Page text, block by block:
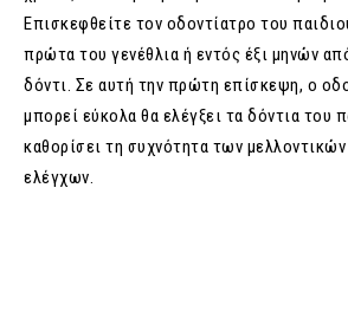
Επισκεφθείτε τον οδοντίατρο του
πρώτα του γενέθλια ή εντός έξι μηνών
δόντι. Σε αυτή την πρώτη επίσκεψη, ο
μπορεί εύκολα θα ελέγξει τα δόντια του
καθορίσει τη συχνότητα των
ελέγχων.